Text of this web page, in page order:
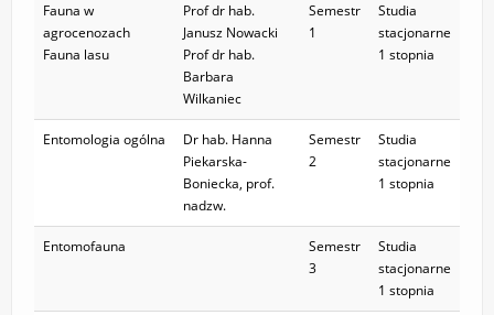
Fauna w
agrocenozach
Fauna lasu
Prof dr hab.
Janusz Nowacki
Prof dr hab.
Barbara
Wilkaniec
Semestr
1
Studia
stacjonarne
1 stopnia
Entomologia ogólna
Dr hab. Hanna
Piekarska-
Boniecka, prof.
nadzw.
Semestr
2
Studia
stacjonarne
1 stopnia
Entomofauna
Semestr
3
Studia
stacjonarne
1 stopnia